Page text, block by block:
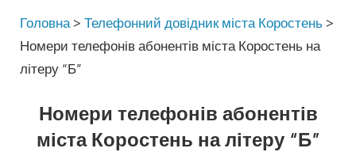
Головна >Телефонний довідник міста Коростень >
Номери телефонів абонентів міста Коростень на
літеру “Б”
Номери телефонів абонентів
міста Коростень на літеру “Б”